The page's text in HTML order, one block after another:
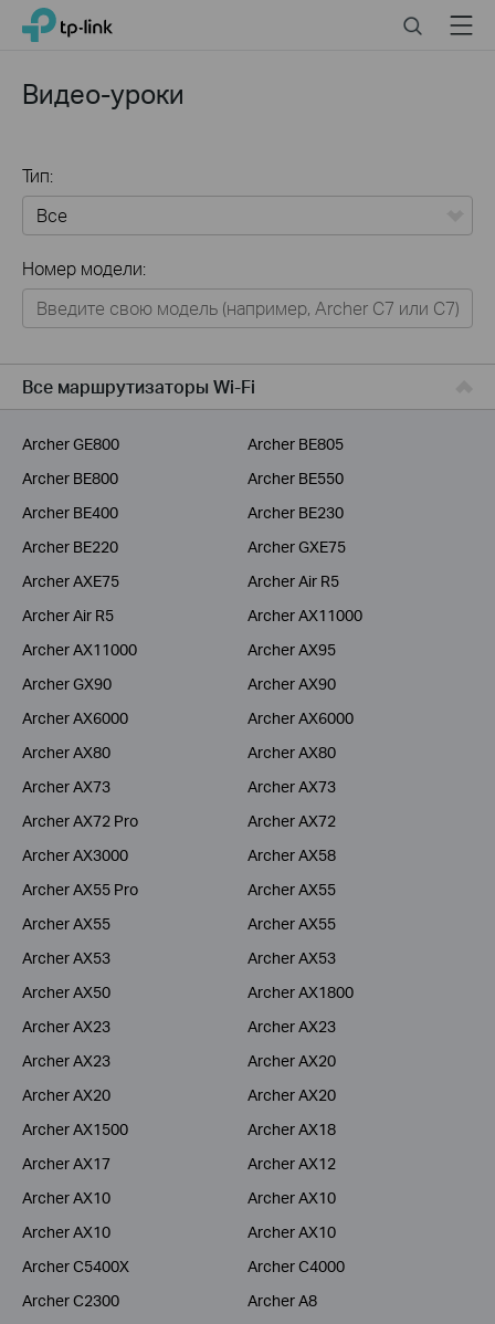
Click
navigation
TP-Link, Reliably Smart SearchMenu
Видео-уроки
Тип:
Для дома
Умный дом
Для операторов связи
Номер модели:
Все маршрутизаторы Wi-Fi
Archer GE800
Archer BE805
Archer BE800
Archer BE550
Archer BE400
Archer BE230
Archer BE220
Archer GXE75
Archer AXE75
Archer Air R5
Archer Air R5
Archer AX11000
Archer AX11000
Archer AX95
Archer GX90
Archer AX90
Archer AX6000
Archer AX6000
Archer AX80
Archer AX80
Archer AX73
Archer AX73
Archer AX72 Pro
Archer AX72
Archer AX3000
Archer AX58
Archer AX55 Pro
Archer AX55
Archer AX55
Archer AX55
Archer AX53
Archer AX53
Archer AX50
Archer AX1800
Archer AX23
Archer AX23
Archer AX23
Archer AX20
Archer AX20
Archer AX20
Archer AX1500
Archer AX18
Archer AX17
Archer AX12
Archer AX10
Archer AX10
Archer AX10
Archer AX10
Archer C5400X
Archer C4000
Archer C2300
Archer A8